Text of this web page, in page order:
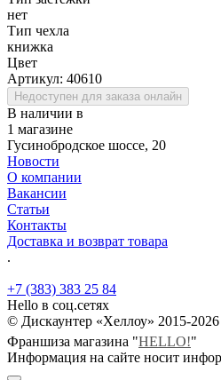
нет
Тип чехла
книжка
Цвет
Артикул: 40610
Недоступен для заказа онлайн
В наличии в
1 магазине
Гусинобродское шоссе, 20
Новости
О компании
Вакансии
Статьи
Контакты
Доставка и возврат товара
.
+7 (383) 383 25 84
Hello в соц.сетях
© Дискаунтер «Хеллоу» 2015-
Франшиза магазина "HELLO!"
Информация на сайте носит